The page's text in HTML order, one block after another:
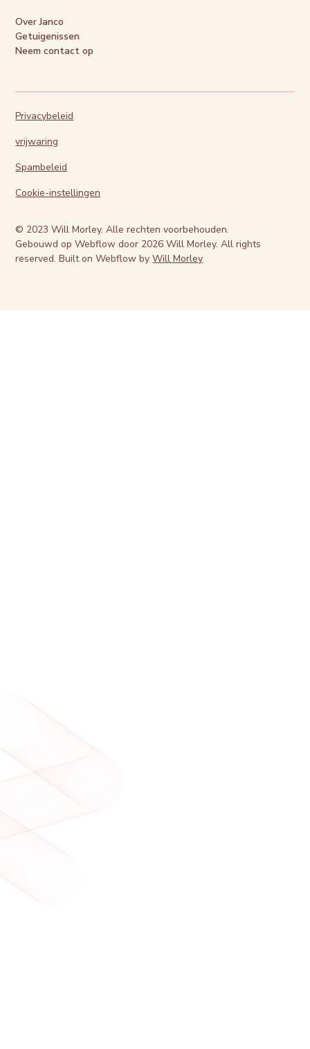
Over Janco
Getuigenissen
Neem contact op
© 2023 Will Morley. Alle rechten voorbehouden.
Gebouwd op Webflow door 2026 Will Morley. All rights
reserved. Built on Webflow byWill Morley
Privacybeleid
vrijwaring
Spambeleid
Cookie-instellingen